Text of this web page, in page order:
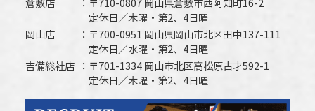
倉敷店
〒710-0807 岡山県倉敷市西阿知町16-2
定休日／木曜・第2、4日曜
岡山店
〒700-0951 岡山県岡山市北区田中137-111
定休日／水曜・第2、4日曜
吉備総社店
〒701-1334 岡山市北区高松原古才592-1
定休日／木曜・第2、4日曜